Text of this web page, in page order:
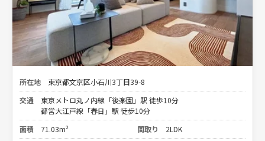
所在地
東京都文京区小石川3丁目39-8
交通
東京メトロ丸ノ内線「後楽園」駅 徒歩10分
都営大江戸線「春日」駅 徒歩10分
面積
71.03m² 間取り
2LDK